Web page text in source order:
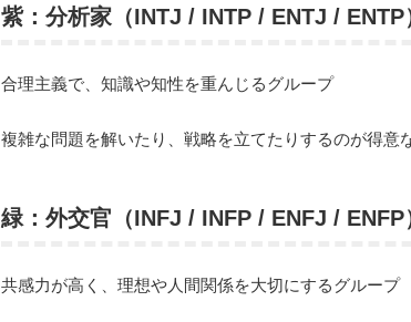
紫：分析家（INTJ / INTP / ENTJ / ENTP
合理主義で、知識や知性を重んじるグループ
複雑な問題を解いたり、戦略を立てたりするのが得意
緑：外交官（INFJ / INFP / ENFJ / ENFP
共感力が高く、理想や人間関係を大切にするグループ